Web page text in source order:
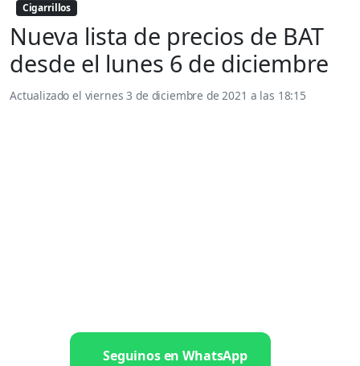
Cigarrillos
Nueva lista de precios de BAT
desde el lunes 6 de diciembre
Actualizado el viernes 3 de diciembre de 2021 a las 18:15
Seguinos en WhatsApp